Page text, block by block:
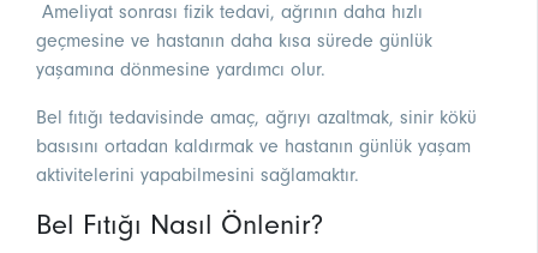
Ameliyat sonrası fizik tedavi, ağrının daha hızlı
geçmesine ve hastanın daha kısa sürede günlük
yaşamına dönmesine yardımcı olur.
Bel fıtığı tedavisinde amaç, ağrıyı azaltmak, sinir kökü
basısını ortadan kaldırmak ve hastanın günlük yaşam
aktivitelerini yapabilmesini sağlamaktır.
Bel Fıtığı Nasıl Önlenir?